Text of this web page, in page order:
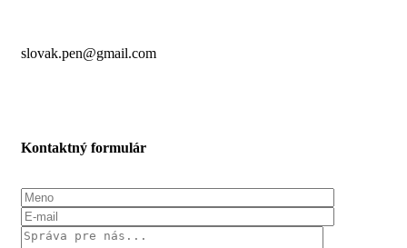
slovak.pen@gmail.com
Kontaktný formulár